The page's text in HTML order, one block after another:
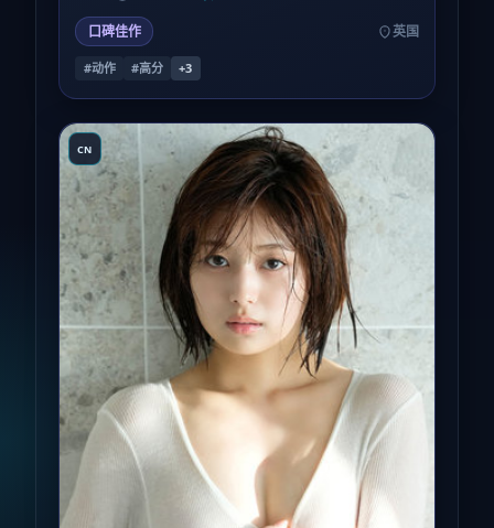
口碑佳作
英国
#动作 #高分 +3
CN